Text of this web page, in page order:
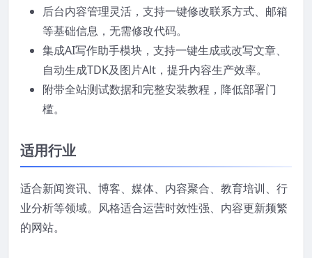
后台内容管理灵活，支持一键修改联系方式、邮箱
等基础信息，无需修改代码。
集成AI写作助手模块，支持一键生成或改写文章、
自动生成TDK及图片Alt，提升内容生产效率。
附带全站测试数据和完整安装教程，降低部署门
槛。
适用行业
适合新闻资讯、博客、媒体、内容聚合、教育培训、行
业分析等领域。风格适合运营时效性强、内容更新频繁
的网站。